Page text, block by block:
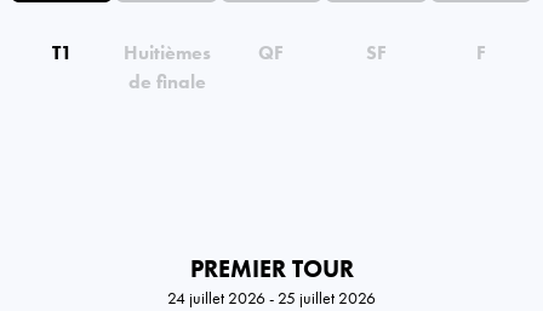
T1
Huitièmes
de finale
QF SF F
PREMIER TOUR
24 juillet 2026 - 25 juillet 2026